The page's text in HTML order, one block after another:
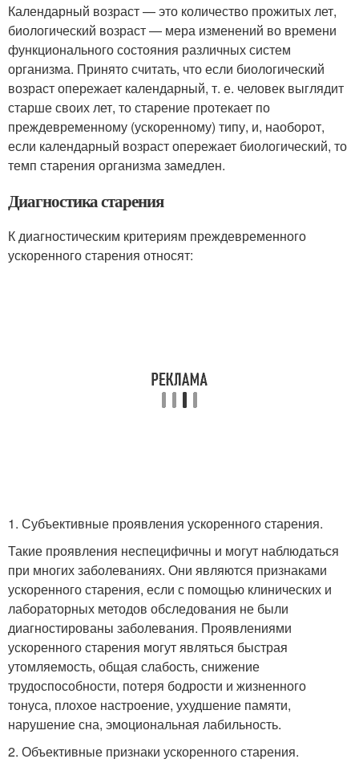
Календарный возраст — это количество прожитых лет,
биологический возраст — мера изменений во времени
функционального состояния различных систем
организма. Принято считать, что если биологический
возраст опережает календарный, т. е. человек выглядит
старше своих лет, то старение протекает по
преждевременному (ускоренному) типу, и, наоборот,
если календарный возраст опережает биологический, то
темп старения организма замедлен.
Диагностика старения
К диагностическим критериям преждевременного
ускоренного старения относят:
1. Субъективные проявления ускоренного старения.
Такие проявления неспецифичны и могут наблюдаться
при многих заболеваниях. Они являются признаками
ускоренного старения, если с помощью клинических и
лабораторных методов обследования не были
диагностированы заболевания. Проявлениями
ускоренного старения могут являться быстрая
утомляемость, общая слабость, снижение
трудоспособности, потеря бодрости и жизненного
тонуса, плохое настроение, ухудшение памяти,
нарушение сна, эмоциональная лабильность.
2. Объективные признаки ускоренного старения.